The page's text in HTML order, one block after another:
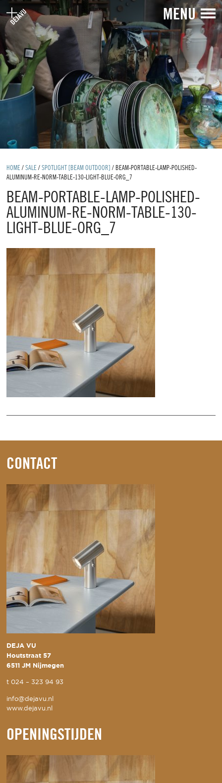
MENU
HOME /SALE /SPOTLIGHT [BEAM OUTDOOR] / BEAM-PORTABLE-LAMP-POLISHED-
ALUMINUM-RE-NORM-TABLE-130-LIGHT-BLUE-ORG_7
BEAM-PORTABLE-LAMP-POLISHED-
ALUMINUM-RE-NORM-TABLE-130-
LIGHT-BLUE-ORG_7
CONTACT
DEJA VU
Houtstraat 57
6511 JM Nijmegen
t024 – 323 94 93
info@dejavu.nl
www.dejavu.nl
OPENINGSTIJDEN